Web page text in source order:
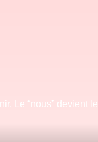
Le “nous” devient le